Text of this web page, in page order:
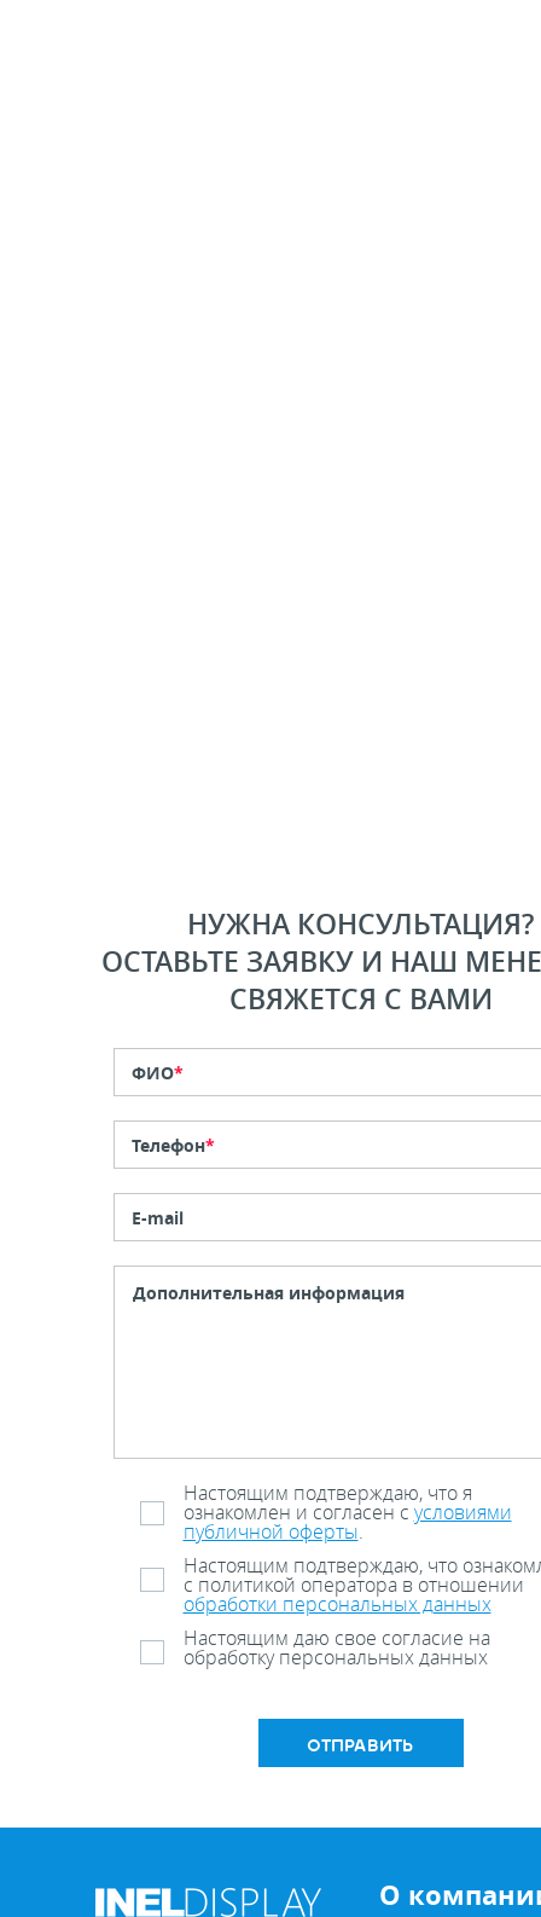
НУЖНА КОНСУЛЬТАЦИЯ?
ОСТАВЬТЕ ЗАЯВКУ И НАШ
СВЯЖЕТСЯ С ВАМИ
ФИО*
Телефон*
E-mail
Настоящим подтверждаю, что я
ознакомлен и согласен с условиями
публичной оферты.
Настоящим подтверждаю, что
с политикой оператора в отношении
обработки персональных данных
Настоящим даю свое согласие на
обработку персональных данных
ОТПРАВИТЬ
О